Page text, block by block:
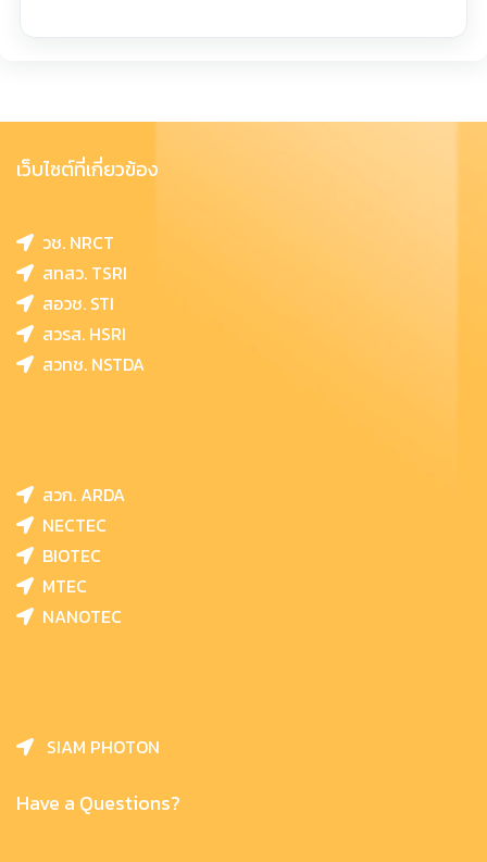
เว็บไซต์ที่เกี่ยวข้อง
วช. NRCT
สทสว. TSRI
สอวช. STI
สวรส. HSRI
สวทช. NSTDA
สวก. ARDA
NECTEC
BIOTEC
MTEC
NANOTEC
SIAM PHOTON
Have a Questions?